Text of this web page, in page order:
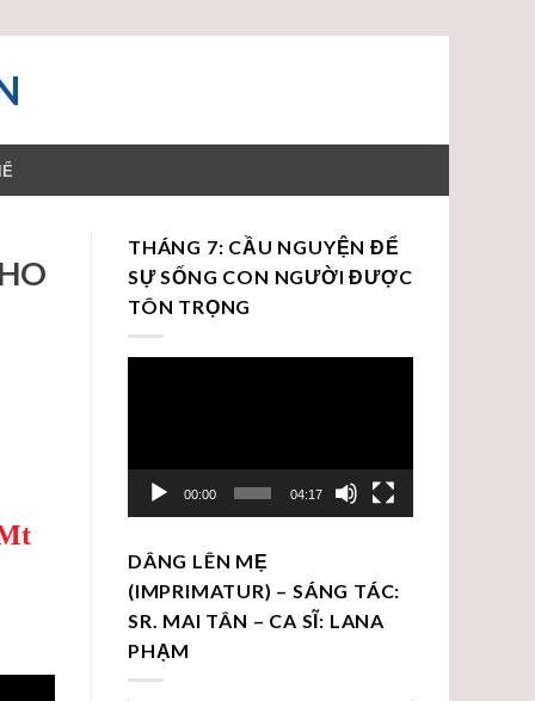
THÁNG 7: CẦU NGUYỆN ĐỂ
SỰ SỐNG CON NGƯỜI ĐƯỢC
TÔN TRỌNG
00:00 04:17
DÂNG LÊN MẸ
(IMPRIMATUR) – SÁNG TÁC:
SR. MAI TÂN – CA SĨ: LANA
PHẠM